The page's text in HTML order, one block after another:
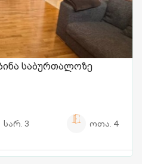
საბურთალოზე
სარ. 3 ოთა. 4